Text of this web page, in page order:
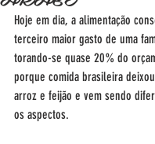
Hoje em dia, a alimentação
terceiro maior gasto de uma
torando-se quase 20% do
porque comida brasileira
arroz e feijão e vem sendo
os aspectos.